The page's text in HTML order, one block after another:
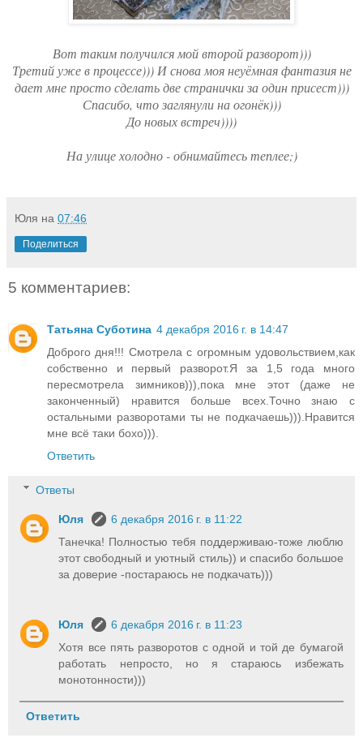
Вот таким получился мой второй разворот)))
Третий уже в процессе))) И снова моя неуёмная фантазия не
дает мне просто сделать две странички за один присест)))
Спасибо, что заглянули на огонёк)))
До новых встреч))))
На улице холодно - обнимайтесь теплее;)
Юля на 07:46
Поделиться
5 комментариев:
Татьяна Суботина 4 декабря 2016 г. в 14:47
Доброго дня!!! Смотрела с огромным удовольствием,как
собственно и первый разворот.Я за 1,5 года много
пересмотрела зимников))),пока мне этот (даже не
законченный) нравится больше всех.Точно знаю с
остальными разворотами ты не подкачаешь))).Нравится
мне всё таки бохо))).
Ответить
Ответы
Юля
6 декабря 2016 г. в 11:22
Танечка! Полностью тебя поддерживаю-тоже люблю
этот свободный и уютный стиль)) и спасибо большое
за доверие -постараюсь не подкачать)))
Юля
6 декабря 2016 г. в 11:23
Хотя все пять разворотов с одной и той де бумагой
работать непросто, но я стараюсь избежать
монотонности)))
Ответить